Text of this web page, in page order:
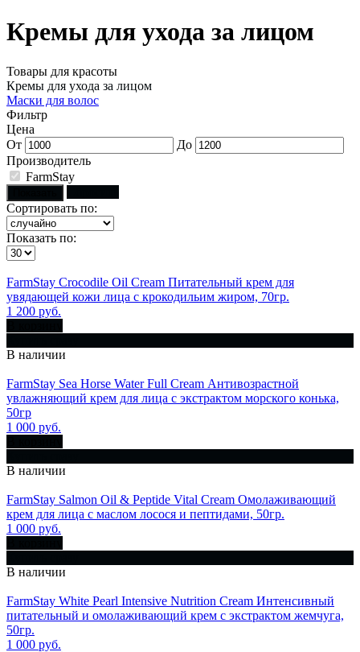
Кремы для ухода за лицом
Товары для красоты
Кремы для ухода за лицом
Маски для волос
Фильтр
Цена
От
До
Производитель
FarmStay
Сортировать по:
Показать по:
FarmStay Crocodile Oil Cream Питательный крем для
увядающей кожи лица с крокодильим жиром, 70гр.
1 200 руб.
В наличии
FarmStay Sea Horse Water Full Cream Антивозрастной
увлажняющий крем для лица с экстрактом морского конька,
50гр
1 000 руб.
В наличии
FarmStay Salmon Oil & Peptide Vital Cream Омолаживающий
крем для лица с маслом лосося и пептидами, 50гр.
1 000 руб.
В наличии
FarmStay White Pearl Intensive Nutrition Cream Интенсивный
питательный и омолаживающий крем с экстрактом жемчуга,
50гр.
1 000 руб.